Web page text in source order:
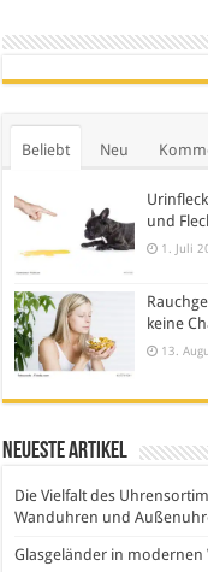
Beliebt Neu
und
1. Juli
keine
13.
Neueste Artikel
Die Vielfalt des
Wanduhren und
Glasgeländer in modernen